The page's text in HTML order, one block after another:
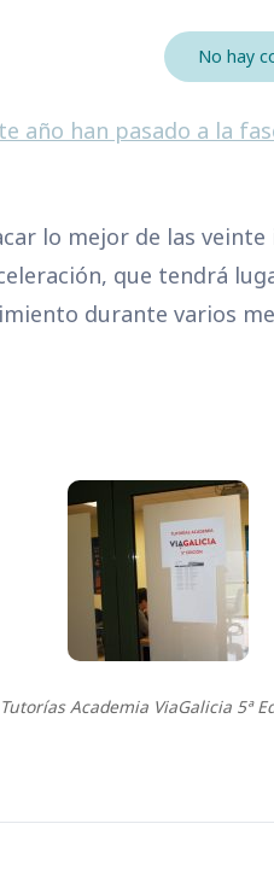
No hay
año han pasado a la
lo mejor de las veinte
que tendrá
durante varios
Tutorías Academia ViaGalicia 5ª